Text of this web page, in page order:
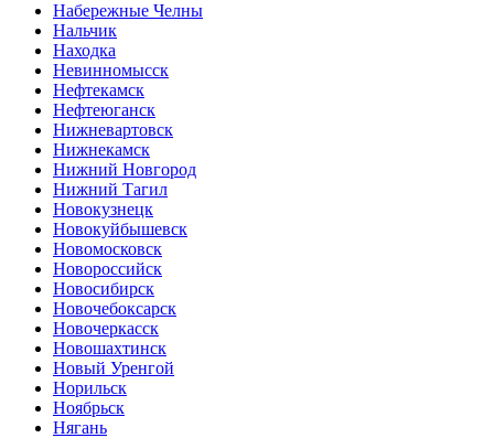
Набережные Челны
Нальчик
Находка
Невинномысск
Нефтекамск
Нефтеюганск
Нижневартовск
Нижнекамск
Нижний Новгород
Нижний Тагил
Новокузнецк
Новокуйбышевск
Новомосковск
Новороссийск
Новосибирск
Новочебоксарск
Новочеркасск
Новошахтинск
Новый Уренгой
Норильск
Ноябрьск
Нягань